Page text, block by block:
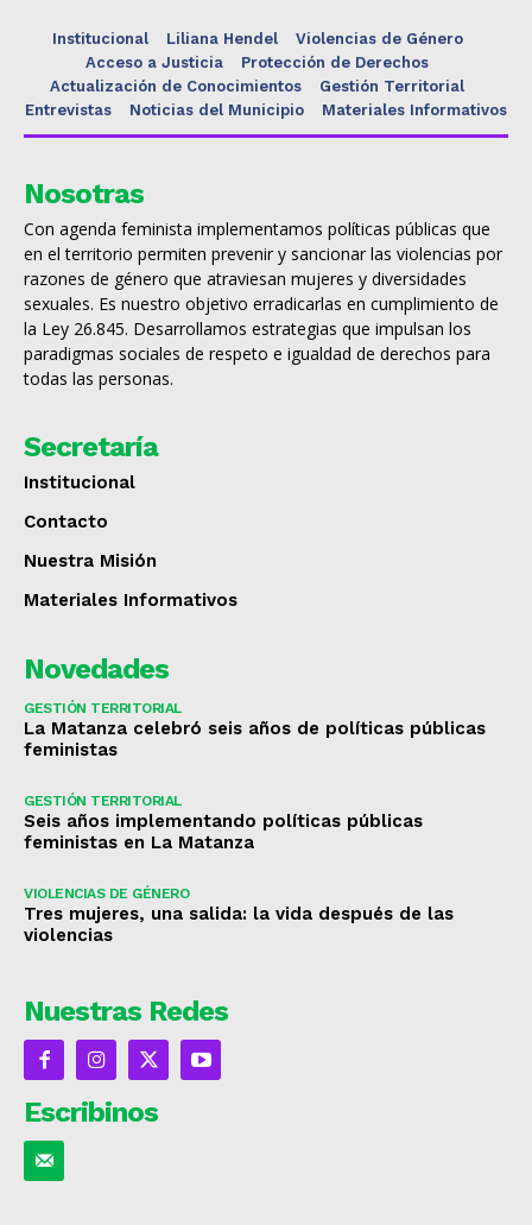
Institucional Liliana Hendel
Violencias de Género
Acceso a Justicia
Protección de Derechos
Actualización de Conocimientos
Gestión Territorial
Entrevistas
Noticias del Municipio Materiales Informativos
Nosotras
Con agenda feminista implementamos políticas públicas que
en el territorio permiten prevenir y sancionar las violencias por
razones de género que atraviesan mujeres y diversidades
sexuales. Es nuestro objetivo erradicarlas en cumplimiento de
la Ley 26.845. Desarrollamos estrategias que impulsan los
paradigmas sociales de respeto e igualdad de derechos para
todas las personas.
Secretaría
Institucional
Contacto
Nuestra Misión
Materiales Informativos
Novedades
GESTIÓN TERRITORIAL
La Matanza celebró seis años de políticas públicas
feministas
GESTIÓN TERRITORIAL
Seis años implementando políticas públicas
feministas en La Matanza
VIOLENCIAS DE GÉNERO
Tres mujeres, una salida: la vida después de las
violencias
Nuestras Redes
Escribinos